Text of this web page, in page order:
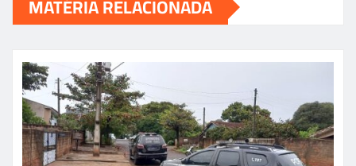
MATÉRIA RELACIONADA